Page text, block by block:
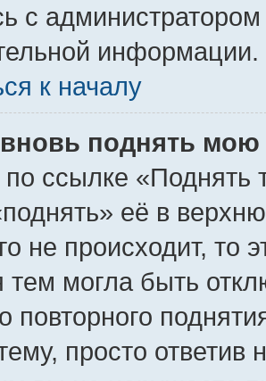
с
информации.
к началу
поднять мою
ссылке «Поднять
её в
не происходит, то
тем могла быть
повторного
просто ответив